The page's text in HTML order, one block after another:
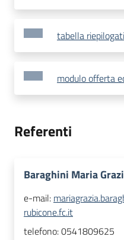
tabella
modulo offerta
Referenti
Baraghini Maria
e-mail:
rubicone.fc.it
telefono:0541809625